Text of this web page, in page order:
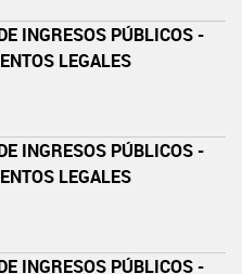
INGRESOS PÚBLICOS -
LEGALES
INGRESOS PÚBLICOS -
LEGALES
INGRESOS PÚBLICOS -